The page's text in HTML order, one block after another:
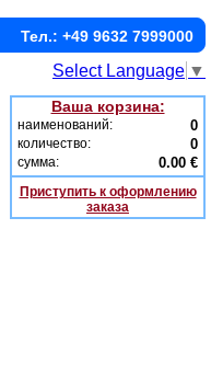
Тел.: +49 9632 7999000
Select Language ▼
Ваша корзина:
наименований: 0
количество: 0
сумма: 0.00 €
Приступить к оформлению
заказа